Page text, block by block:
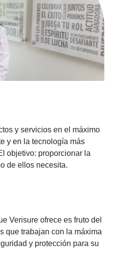
y servicios en el máximo
y en la tecnología más
objetivo: proporcionar la
de ellos necesita.
Verisure ofrece es fruto del
que trabajan con la máxima
y protección para su